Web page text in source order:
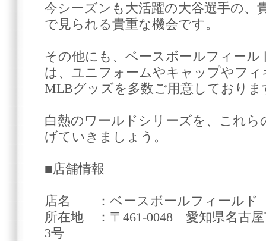
今シーズンも大活躍の大谷選手の、
で見られる貴重な機会です。
その他にも、ベースボールフィー
は、ユニフォームやキャップやフ
MLBグッズを多数ご用意しておりま
白熱のワールドシリーズを、これ
げていきましょう。
■店舗情報
店名 ：ベースボールフィールド
所在地 ：〒461-0048 愛知県名古屋
3号